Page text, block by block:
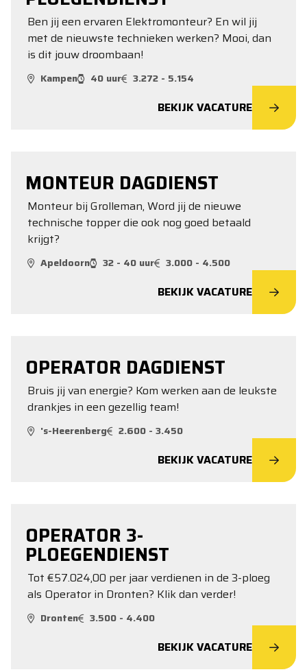
Ben jij een ervaren Elektromonteur? En wil jij
met de nieuwste technieken werken? Mooi, dan
is dit jouw droombaan!
Kampen 40 uur 3.272 - 5.154
BEKIJK VACATURE
MONTEUR DAGDIENST
Monteur bij Grolleman, Word jij de nieuwe
technische topper die ook nog goed betaald
krijgt?
Apeldoorn 32 - 40 uur 3.000 - 4.500
BEKIJK VACATURE
OPERATOR DAGDIENST
Bruis jij van energie? Kom werken aan de leukste
drankjes in een gezellig team!
's-Heerenberg 2.600 - 3.450
BEKIJK VACATURE
OPERATOR 3-
PLOEGENDIENST
Tot €57.024,00 per jaar verdienen in de 3-ploeg
als Operator in Dronten? Klik dan verder!
Dronten 3.500 - 4.400
BEKIJK VACATURE